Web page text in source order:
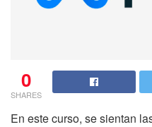
0
SHARES
En este curso, se sientan